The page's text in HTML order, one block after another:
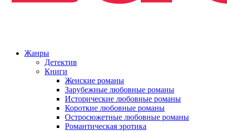
Жанры
Детектив
Книги
Женские романы
Зарубежные любовные романы
Исторические любовные романы
Короткие любовные романы
Остросюжетные любовные романы
Романтическая эротика